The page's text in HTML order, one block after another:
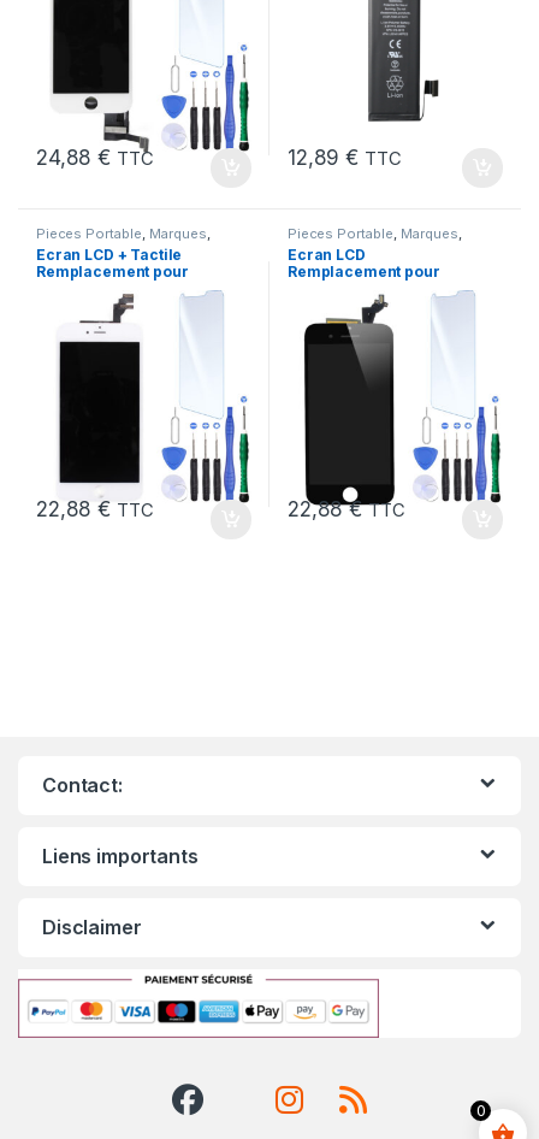
24,88€ TTC 12,89€ TTC
Pieces Portable Marques
Apple iPhone 6 Plus
Ecran LCD + Tactile
Remplacement pour
22,88€ TTC
Pieces Portable Marques
Apple iPhone 6S Plus
Ecran LCD
Remplacement pour
+Verre Trempe +Outils
22,88€ TTC
Contact:
Liens importants
Disclaimer
0